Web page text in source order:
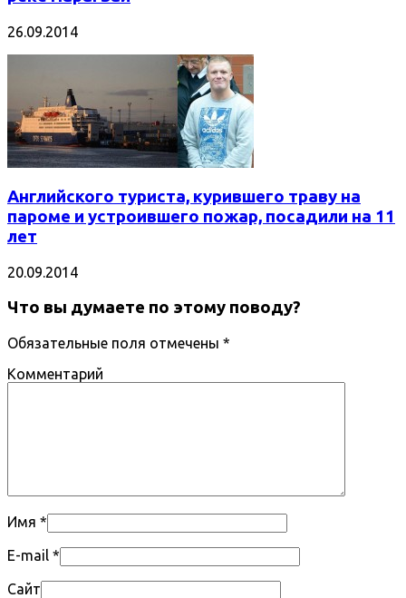
26.09.2014
Английского туриста, курившего траву на
пароме и устроившего пожар, посадили на 11
лет
20.09.2014
Что вы думаете по этому поводу?
Обязательные поля отмечены *
Комментарий
Имя *
E-mail *
Сайт